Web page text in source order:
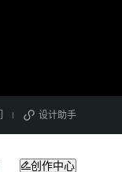
设计助手
创作中心